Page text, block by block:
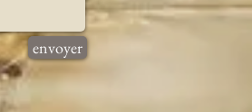
envoyer